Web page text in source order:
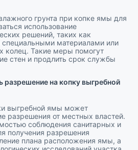
грунта при копке ямы для
использование
решений, таких как
материалами или
колец. Такие меры помогут
стен и продлить срок службы
разрешение на копку выгребной
выгребной ямы может
разрешения от местных властей.
соблюдения санитарных и
получения разрешения
плана расположения ямы, а